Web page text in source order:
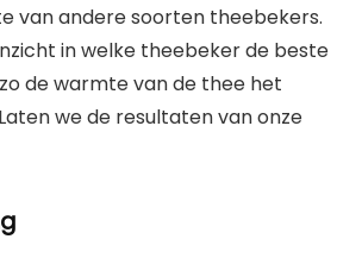
van andere soorten theebekers.
in welke theebeker de beste
de warmte van de thee het
we de resultaten van onze